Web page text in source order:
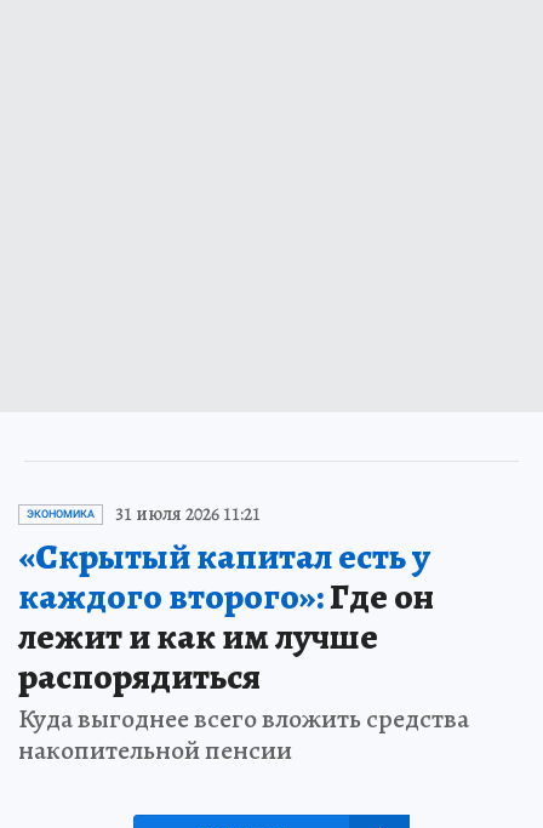
ЭКОНОМИКА 31 июля 2026 11:21
«Скрытый капитал есть у
каждого второго»:Где он
лежит и как им лучше
распорядиться
Куда выгоднее всего вложить средства
накопительной пенсии